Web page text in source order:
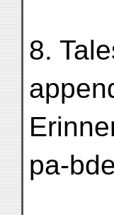
8.
pa-